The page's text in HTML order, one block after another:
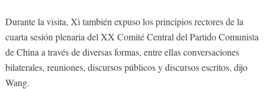
Durante la visita, Xi también expuso los principios rectores de la
cuarta sesión plenaria del XX Comité Central del Partido Comunista
de China a través de diversas formas, entre ellas conversaciones
bilaterales, reuniones, discursos públicos y discursos escritos, dijo
Wang.